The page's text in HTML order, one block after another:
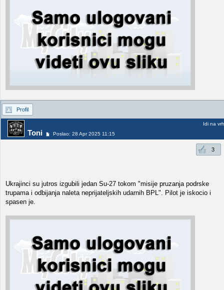
Profil
Toni Poslao: 28 Apr 2025 11:15
Idi na vrh
3
Ukrajinci su jutros izgubili jedan Su-27 tokom "misije pruzanja podrske
trupama i odbijanja naleta neprijateljskih udarnih BPL". Pilot je iskocio i
spasen je.